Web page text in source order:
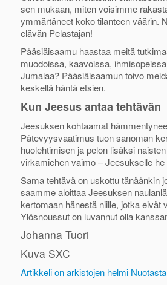
sen mukaan, miten voisimme
ymmärtäneet koko tilanteen väärin.
elävän Pelastajan!
Pääsiäisaamu haastaa meitä
muodoissa, kaavoissa,
Jumalaa? Pääsiäisaamun toivo
keskellä häntä etsien.
Kun Jeesus antaa tehtävän
Jeesuksen kohtaamat
Pätevyysvaatimus tuon sanoman
huolehtimisen ja pelon lisäksi
virkamiehen vaimo – Jeesukselle
Sama tehtävä on uskottu tänäänkin
saamme aloittaa Jeesuksen
kertomaan hänestä niille, jotka
Ylösnoussut on luvannut olla
Johanna Tuori
Kuva SXC
Artikkeli on arkistojen helmi